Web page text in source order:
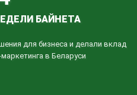
БАЙНЕТА
для бизнеса и делали вклад
в Беларуси